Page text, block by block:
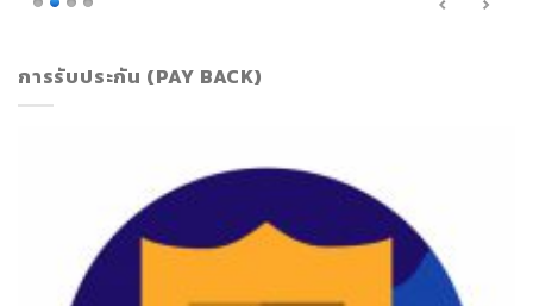
การรับประกัน (PAY BACK)